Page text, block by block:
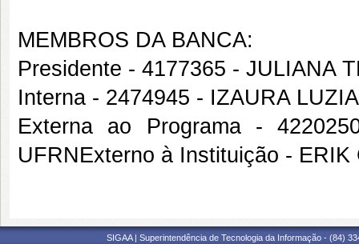
MEMBROS DA BANCA:
Presidente - 4177365 - JULIANA
Interna - 2474945 - IZAURA
Externa ao Programa -
UFRNExterno à Instituição -
SIGAA | Superintendência de Tecnologia da Informação - (84)